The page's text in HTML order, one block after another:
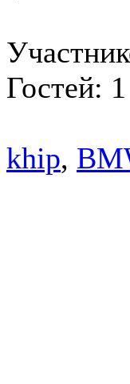
Гостей: 1
khip,